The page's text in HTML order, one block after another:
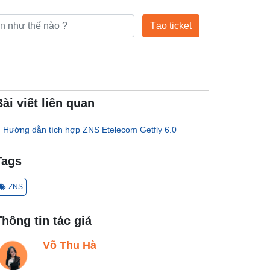
Tạo ticket
viết liên quan
Hướng dẫn tích hợp ZNS Etelecom Getfly 6.0
ZNS
tin tác giả
Võ Thu Hà